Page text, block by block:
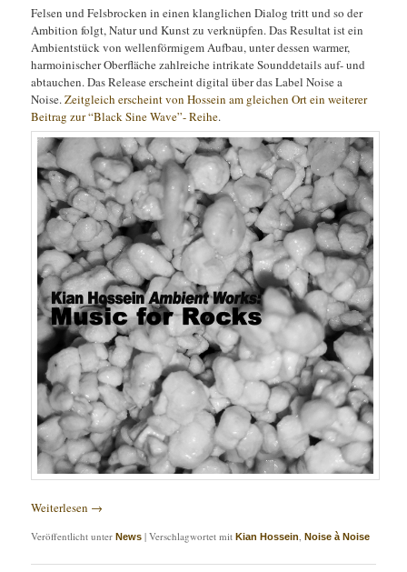
Felsen und Felsbrocken in einen klanglichen Dialog tritt und so der
Ambition folgt, Natur und Kunst zu verknüpfen. Das Resultat ist ein
Ambientstück von wellenförmigem Aufbau, unter dessen warmer,
harmoinischer Oberfläche zahlreiche intrikate Sounddetails auf- und
abtauchen. Das Release erscheint digital über das Label Noise a
Noise.Zeitgleich erscheint von Hossein am gleichen Ort ein weiterer
Beitrag zur “Black Sine Wave”- Reihe.
Weiterlesen →
Veröffentlicht unter News |Verschlagwortet mit Kian Hossein,Noise à Noise